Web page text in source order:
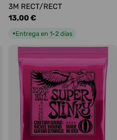
3M RECT/RECT
Precio
13,00 €
●Entrega en 1-2 días